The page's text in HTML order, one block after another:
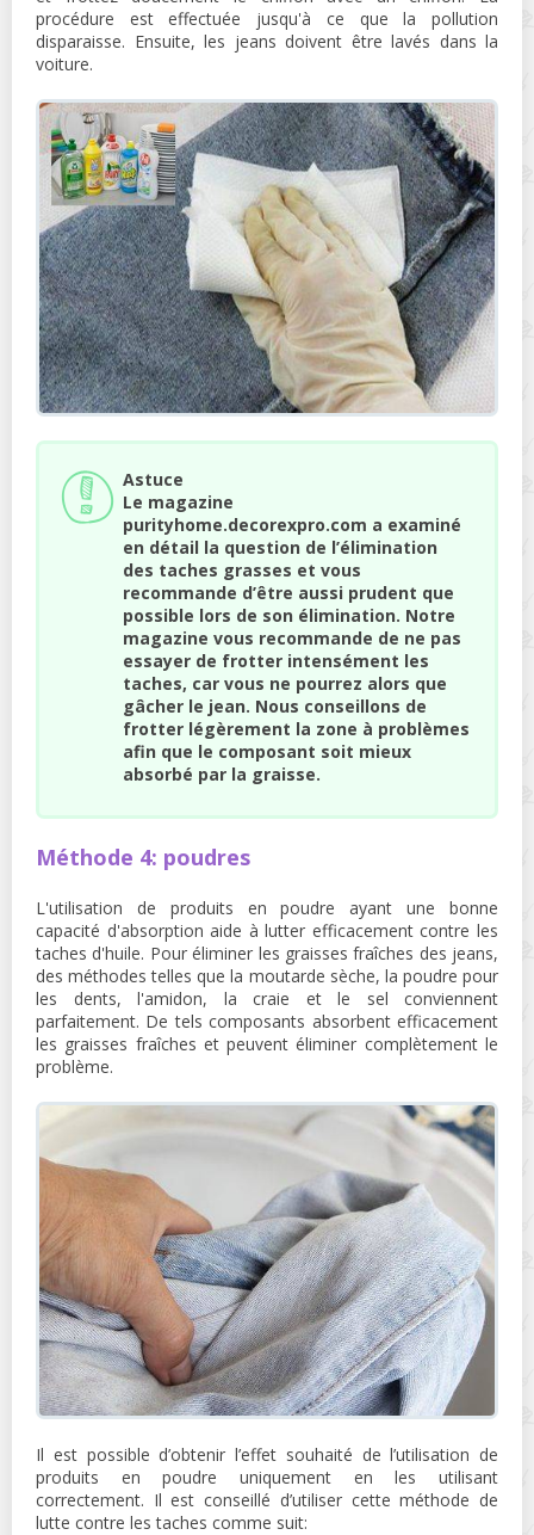
procédure est effectuée jusqu'à ce que la pollution
disparaisse. Ensuite, les jeans doivent être lavés dans la
voiture.
Astuce
Le magazine
purityhome.decorexpro.com a examiné
en détail la question de l’élimination
des taches grasses et vous
recommande d’être aussi prudent que
possible lors de son élimination. Notre
magazine vous recommande de ne pas
essayer de frotter intensément les
taches, car vous ne pourrez alors que
gâcher le jean. Nous conseillons de
frotter légèrement la zone à problèmes
afin que le composant soit mieux
absorbé par la graisse.
Méthode 4: poudres
L'utilisation de produits en poudre ayant une bonne
capacité d'absorption aide à lutter efficacement contre les
taches d'huile. Pour éliminer les graisses fraîches des jeans,
des méthodes telles que la moutarde sèche, la poudre pour
les dents, l'amidon, la craie et le sel conviennent
parfaitement. De tels composants absorbent efficacement
les graisses fraîches et peuvent éliminer complètement le
problème.
Il est possible d’obtenir l’effet souhaité de l’utilisation de
produits en poudre uniquement en les utilisant
correctement. Il est conseillé d’utiliser cette méthode de
lutte contre les taches comme suit: